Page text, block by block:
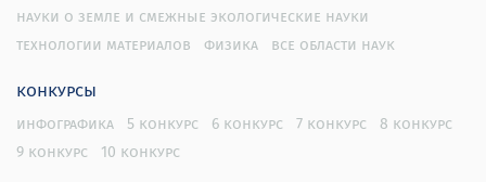
науки о земле и смежные экологические науки
технологии материалов
физика все области наук
конкурсы
инфографика 5 конкурс 6 конкурс 7 конкурс
8 конкурс
9 конкурс
10 конкурс